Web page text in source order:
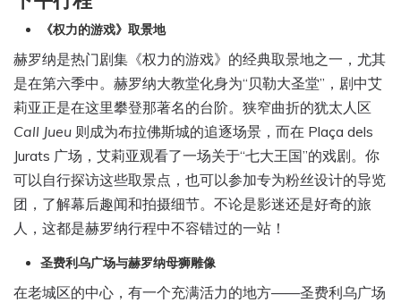
《权力的游戏》取景地
赫罗纳是热门剧集《权力的游戏》的经典取景地之一，尤其
是在第六季中。赫罗纳大教堂化身为“贝勒大圣堂”，剧中艾
莉亚正是在这里攀登那著名的台阶。狭窄曲折的犹太人区
Call Jueu 则成为布拉佛斯城的追逐场景，而在 Plaça dels
Jurats 广场，艾莉亚观看了一场关于“七大王国”的戏剧。你
可以自行探访这些取景点，也可以参加专为粉丝设计的导览
团，了解幕后趣闻和拍摄细节。不论是影迷还是好奇的旅
人，这都是赫罗纳行程中不容错过的一站！
圣费利乌广场与赫罗纳母狮雕像
在老城区的中心，有一个充满活力的地方——圣费利乌广场